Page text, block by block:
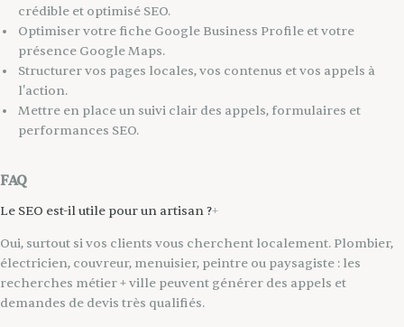
crédible et optimisé SEO.
Optimiser votre fiche Google Business Profile et votre
présence Google Maps.
Structurer vos pages locales, vos contenus et vos appels à
l'action.
Mettre en place un suivi clair des appels, formulaires et
performances SEO.
FAQ
Le SEO est-il utile pour un artisan ?+
Oui, surtout si vos clients vous cherchent localement. Plombier,
électricien, couvreur, menuisier, peintre ou paysagiste : les
recherches métier + ville peuvent générer des appels et
demandes de devis très qualifiés.